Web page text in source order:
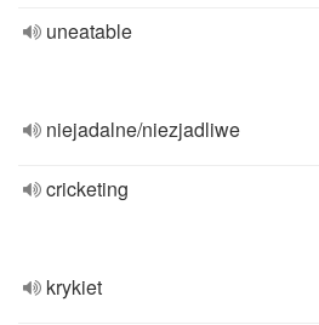
uneatable
niejadalne/niezjadliwe
cricketing
krykiet